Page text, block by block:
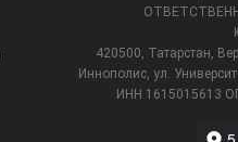
420500, Татарстан,
Иннополис, ул.
ИНН 1615015613